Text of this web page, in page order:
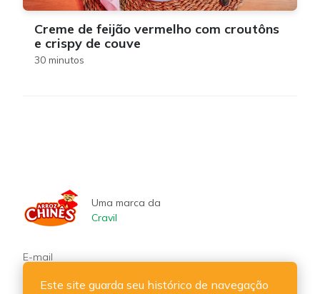
Creme de feijão vermelho com croutôns
e crispy de couve
30 minutos
Uma marca da
Cravil
E-mail
Este site guarda seu histórico de navegação